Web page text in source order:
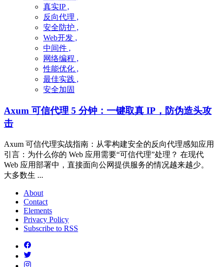
真实IP ,
反向代理 ,
安全防护 ,
Web开发 ,
中间件 ,
网络编程 ,
性能优化 ,
最佳实践 ,
安全加固
Axum 可信代理 5 分钟：一键取真 IP，防伪造头攻
击
Axum 可信代理实战指南：从零构建安全的反向代理感知应用
引言：为什么你的 Web 应用需要“可信代理”处理？ 在现代
Web 应用部署中，直接面向公网提供服务的情况越来越少。
大多数生 ...
About
Contact
Elements
Privacy Policy
Subscribe to RSS